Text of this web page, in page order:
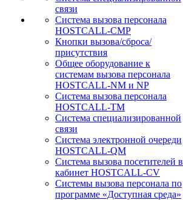
связи
Cистема вызова персонала
HOSTCALL-CMP
Кнопки вызова/сброса/
присутствия
Общее оборудование к
системам вызова персонала
HOSTCALL-NM и NP
Система вызова персонала
HOSTCALL-TM
Система специализированной
связи
Система электронной очереди
HOSTCALL-QM
Cистема вызова посетителей в
кабинет HOSTCALL-CV
Системы вызова персонала по
программе «Доступная среда»